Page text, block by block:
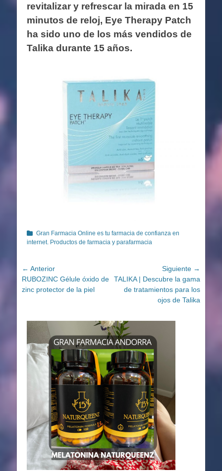
revitalizar y refrescar la mirada en 15
minutos de reloj, Eye Therapy Patch
ha sido uno de los más vendidos de
Talika durante 15 años.
Categorías
Gran Farmacia Online es tu farmacia de confianza en
internet. Productos de farmacia y parafarmacia
Navegación
de
entradas
← Anterior
Entrada
anterior:
RUBOZINC Gélule óxido de
zinc protector de la piel
Siguiente →
Entrada
siguiente:
TALIKA | Descubre la gama
de tratamientos para los
ojos de Talika